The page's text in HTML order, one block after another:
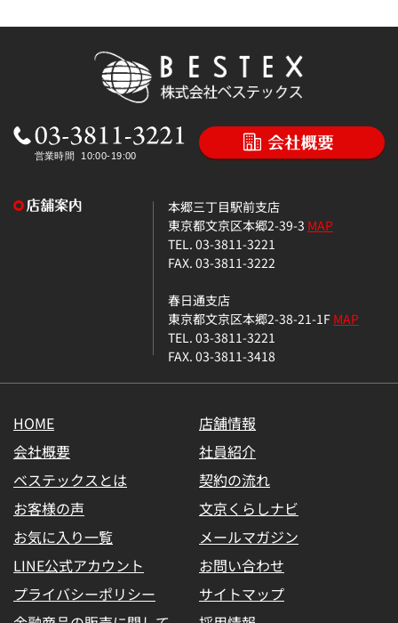
本郷三丁目駅前支店
東京都文京区本郷2-39-3 MAP
TEL. 03-3811-3221
FAX. 03-3811-3222
春日通支店
東京都文京区本郷2-38-21-1FMAP
TEL. 03-3811-3221
FAX. 03-3811-3418
HOME
店舗情報
会社概要
社員紹介
ベステックスとは
契約の流れ
お客様の声
文京くらしナビ
お気に入り一覧
メールマガジン
LINE公式アカウント
お問い合わせ
プライバシーポリシー
サイトマップ